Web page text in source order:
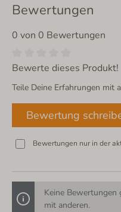
Bewertungen
0 von 0 Bewertungen
Bewerte dieses Produkt!
Teile Deine Erfahrungen mit
Bewertung
Bewertungen nur in der
Keine Bewertungen
mit anderen.